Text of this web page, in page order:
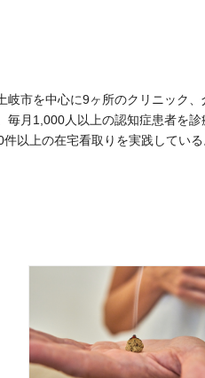
岐市を中心に9ヶ所のクリニック
毎月1,000人以上の認知症患者を
件以上の在宅看取りを実践している